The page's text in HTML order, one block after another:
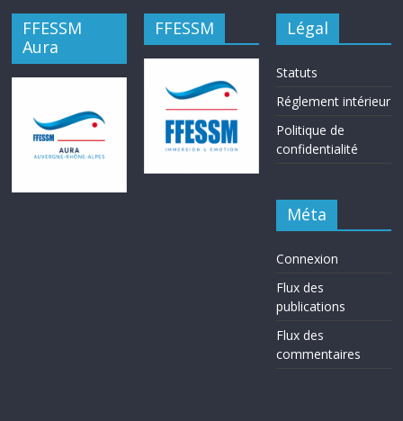
FFESSM
Aura
FFESSM Légal
Statuts
Réglement intérieur
Politique de
confidentialité
Méta
Connexion
Flux des
publications
Flux des
commentaires